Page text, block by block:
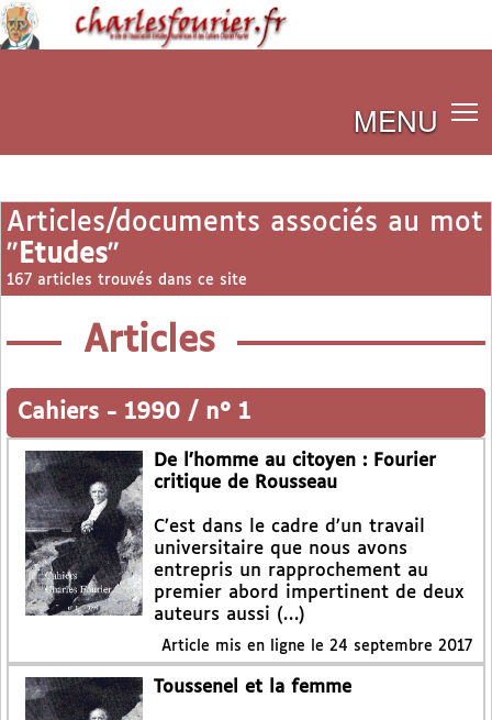
MENU
Articles/documents associés au mot
" Etudes"
167 articles trouvés dans ce site
Articles
Cahiers - 1990 / n° 1
De l’homme au citoyen : Fourier
critique de Rousseau
C’est dans le cadre d’un travail
universitaire que nous avons
entrepris un rapprochement au
premier abord impertinent de deux
auteurs aussi (…)
Article mis en ligne le 24 septembre 2017
Toussenel et la femme